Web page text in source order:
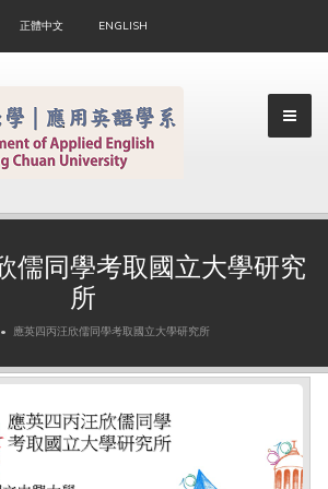
正體中文 ENGLISH
▼
儒同學考取國立大學研究
所
應英四丙汪欣儒同學考取國立大學研究所